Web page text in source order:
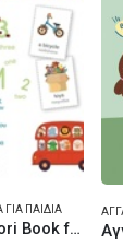
ΠΑΙΔΙΆ
My First Montessori Book for English